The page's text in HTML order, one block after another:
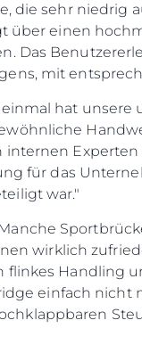
die sehr niedrig
über einen
Das
mit
hat unsere
internen
für das
war."
wirklich
Handling
einfach nicht